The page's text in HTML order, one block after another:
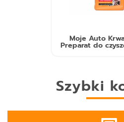
Moje Auto
Preparat do
Szybki